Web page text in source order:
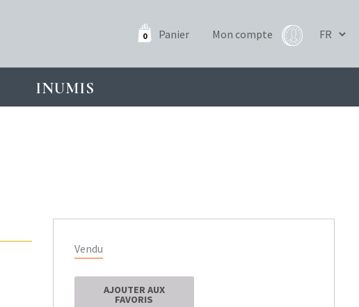
0 Panier Mon compte
INUMIS
Vendu
AJOUTER AUX
FAVORIS